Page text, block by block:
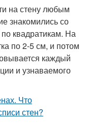
на стену любым
знакомились со
квадратикам. На
по 2-5 см, и потом
каждый
и узнаваемого